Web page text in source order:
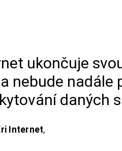
ukončuje
nebude nadále
daných
Internet,